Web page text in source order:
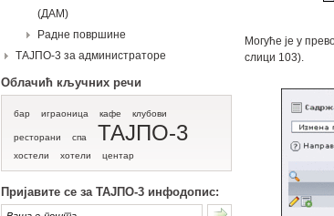
(ДАМ)
Радне површине
ТАЈПО-3 за администраторе
Облачић кључних речи
бар играоница кафе клубови
ресторани спа ТАЈПО-3
хостели хотели центар
Пријавите се за ТАЈПО-3 инфодопис:
Могуће је у
слици 103).